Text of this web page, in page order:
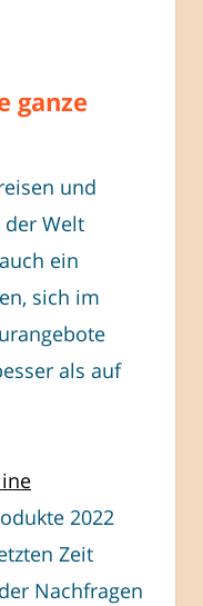
ganze
und
der Welt
ein
sich im
als auf
2022
Zeit
Nachfragen